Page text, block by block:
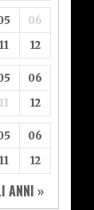
06
11 12
06
11 12
06
11 12
ANNI »